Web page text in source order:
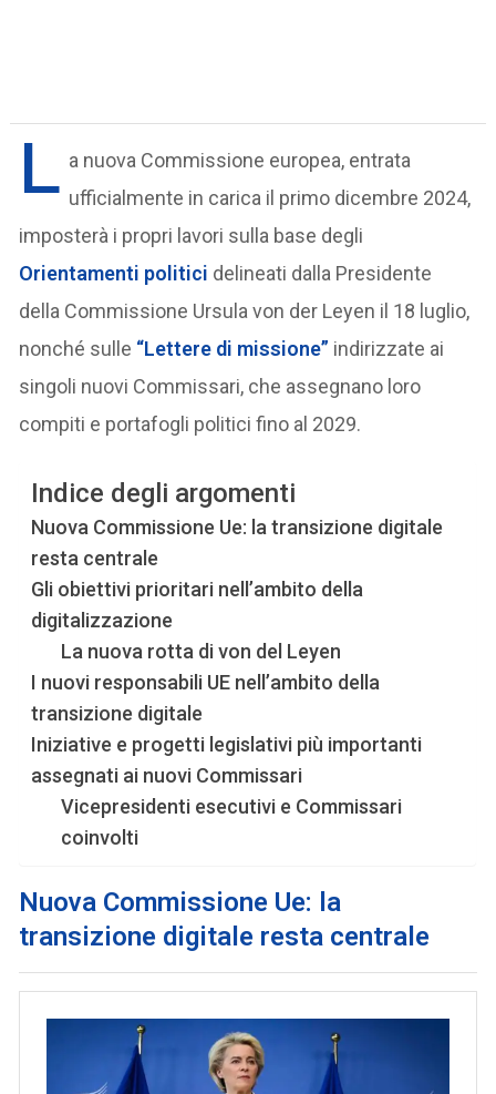
L a nuova Commissione europea, entrata
ufficialmente in carica il primo dicembre 2024,
imposterà i propri lavori sulla base degli
Orientamenti politici delineati dalla Presidente
della Commissione Ursula von der Leyen il 18 luglio,
nonché sulle “Lettere di missione” indirizzate ai
singoli nuovi Commissari, che assegnano loro
compiti e portafogli politici fino al 2029.
Indice degli argomenti
Nuova Commissione Ue: la transizione digitale
resta centrale
Gli obiettivi prioritari nell’ambito della
digitalizzazione
La nuova rotta di von del Leyen
I nuovi responsabili UE nell’ambito della
transizione digitale
Iniziative e progetti legislativi più importanti
assegnati ai nuovi Commissari
Vicepresidenti esecutivi e Commissari
coinvolti
Nuova Commissione Ue: la
transizione digitale resta centrale